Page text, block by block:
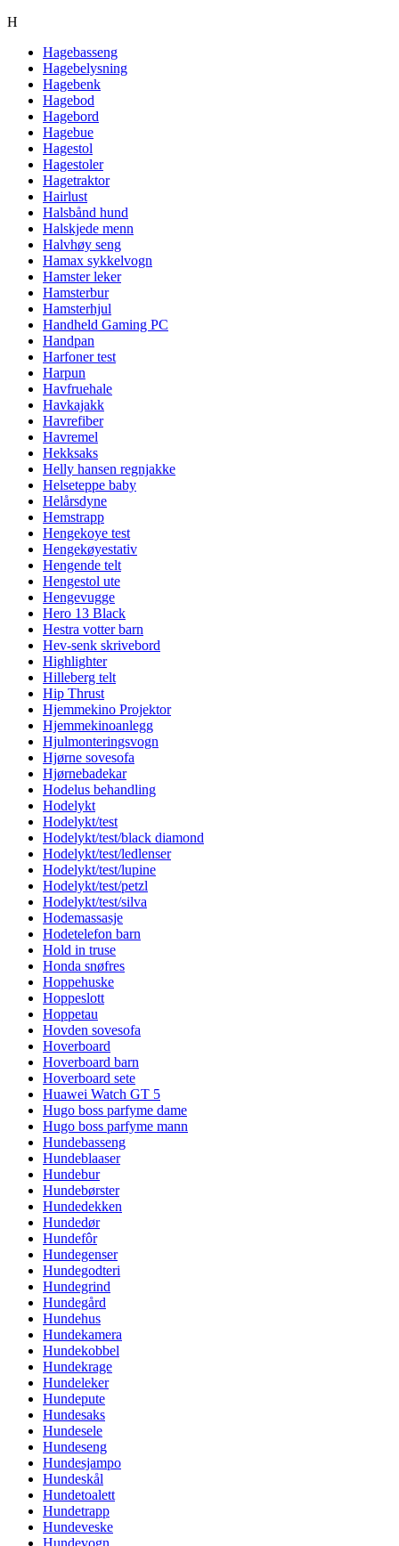
H
Hagebasseng
Hagebelysning
Hagebenk
Hagebod
Hagebord
Hagebue
Hagestol
Hagestoler
Hagetraktor
Hairlust
Halsbånd hund
Halskjede menn
Halvhøy seng
Hamax sykkelvogn
Hamster leker
Hamsterbur
Hamsterhjul
Handheld Gaming PC
Handpan
Harfoner test
Harpun
Havfruehale
Havkajakk
Havrefiber
Havremel
Hekksaks
Helly hansen regnjakke
Helseteppe baby
Helårsdyne
Hemstrapp
Hengekoye test
Hengekøyestativ
Hengende telt
Hengestol ute
Hengevugge
Hero 13 Black
Hestra votter barn
Hev-senk skrivebord
Highlighter
Hilleberg telt
Hip Thrust
Hjemmekino Projektor
Hjemmekinoanlegg
Hjulmonteringsvogn
Hjørne sovesofa
Hjørnebadekar
Hodelus behandling
Hodelykt
Hodelykt/test
Hodelykt/test/black diamond
Hodelykt/test/ledlenser
Hodelykt/test/lupine
Hodelykt/test/petzl
Hodelykt/test/silva
Hodemassasje
Hodetelefon barn
Hold in truse
Honda snøfres
Hoppehuske
Hoppeslott
Hoppetau
Hovden sovesofa
Hoverboard
Hoverboard barn
Hoverboard sete
Huawei Watch GT 5
Hugo boss parfyme dame
Hugo boss parfyme mann
Hundebasseng
Hundeblaaser
Hundebur
Hundebørster
Hundedekken
Hundedør
Hundefôr
Hundegenser
Hundegodteri
Hundegrind
Hundegård
Hundehus
Hundekamera
Hundekobbel
Hundekrage
Hundeleker
Hundepute
Hundesaks
Hundesele
Hundeseng
Hundesjampo
Hundeskål
Hundetoalett
Hundetrapp
Hundeveske
Hundevogn